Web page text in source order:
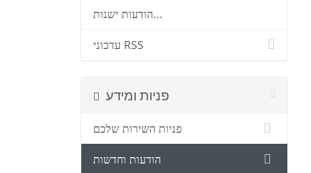
הודעות ישנות...
עדכוני RSS
פניות ומידע
פניות השירות שלכם
הודעות וחדשות